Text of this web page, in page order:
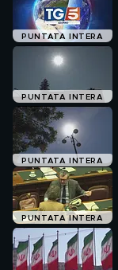
PUNTATA INTERA
PUNTATA INTERA
PUNTATA INTERA
PUNTATA INTERA